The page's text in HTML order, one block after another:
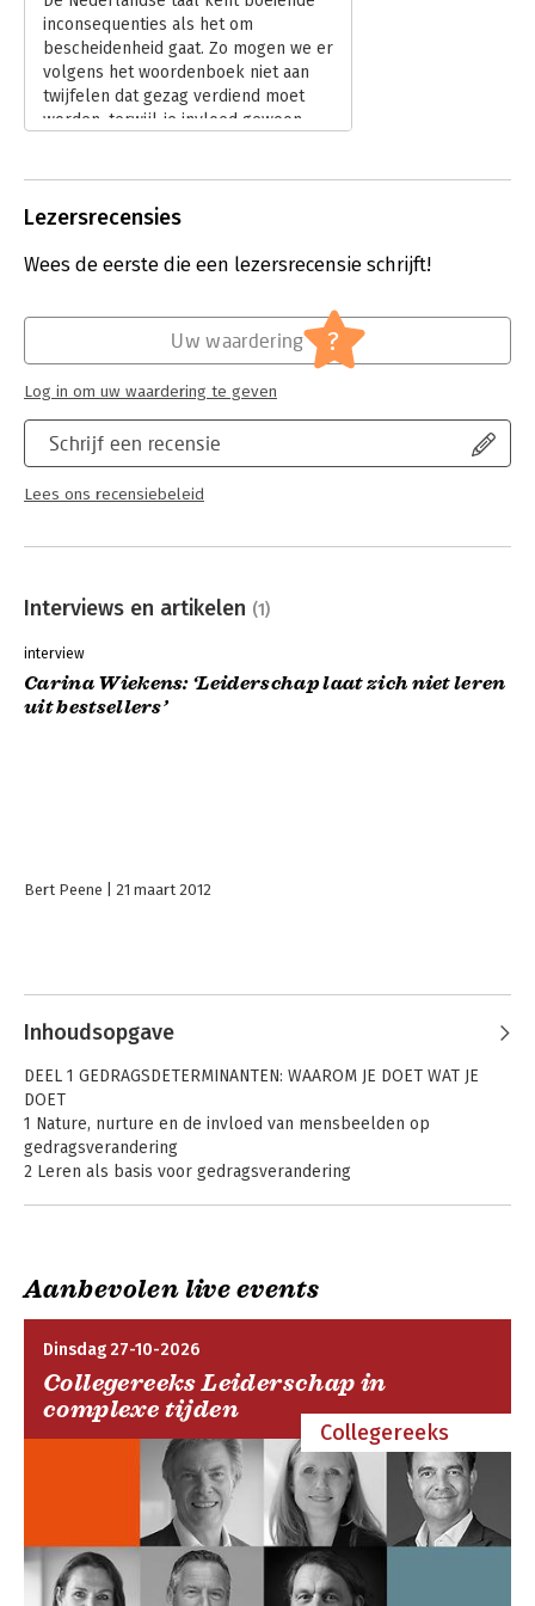
inconsequenties als het om
bescheidenheid gaat. Zo mogen we er
volgens het woordenboek niet aan
twijfelen dat gezag verdiend moet
worden, terwijl je invloed gewoon
verschenen boek Beïnvloeden en
moet je verwerven. Eigenlijk zou het
‘invloed krijgen’ in plaats van ‘invloed
uitoefenen’.
Lees verder
Lezersrecensies
Wees de eerste die een lezersrecensie schrijft!
Schrijf een recensie
Lees ons recensiebeleid
Uw waardering ?
Log in om uw waardering te geven
Interviews en artikelen (1)
interview
Carina Wiekens: ‘Leiderschap laat zich niet leren
uit bestsellers’
Bert Peene 21 maart 2012
Inhoudsopgave
DEEL 1 GEDRAGSDETERMINANTEN: WAAROM JE DOET WAT JE
DOET
1 Nature, nurture en de invloed van mensbeelden op
gedragsverandering
2 Leren als basis voor gedragsverandering
GEDRAG
4 Zelfregulatie. Wat is het?
5 Zelfregulatie. Het proces
6 Synthese. Zelfregulatie in de praktijk
DEEL 3 HET BEÏNVLOEDEN EN VERANDEREN VAN HET GEDRAG
VAN ANDEREN
8 Het beïnvloeden van gedrag
9 Synthese. Gedragsverandering in de praktijk
Aanbevolen live events
Dinsdag 27-10-2026
Collegereeks Leiderschap in
complexe tijden
Collegereeks